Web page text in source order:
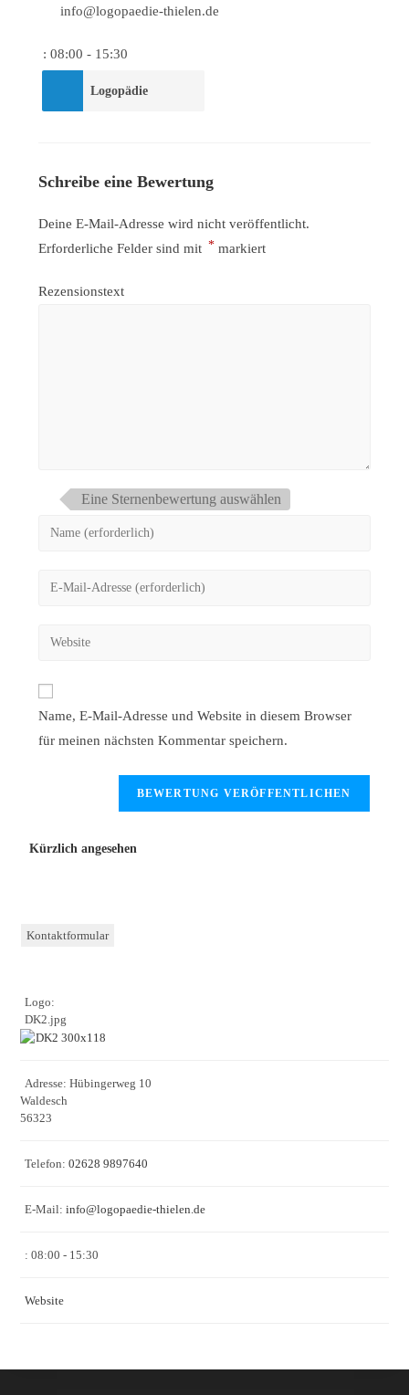
info@logopaedie-thielen.de
: 08:00 - 15:30
Logopädie
Schreibe eine Bewertung
Deine E-Mail-Adresse wird nicht veröffentlicht.
Erforderliche Felder sind mit * markiert
Rezensionstext
Eine Sternenbewertung auswählen
Name, E-Mail-Adresse und Website in diesem Browser
für meinen nächsten Kommentar speichern.
Kürzlich angesehen
Kontaktformular
Logo:
DK2.jpg
Adresse: Hübingerweg 10
Waldesch
56323
Telefon: 02628 9897640
E-Mail: info@logopaedie-thielen.de
: 08:00 - 15:30
Website